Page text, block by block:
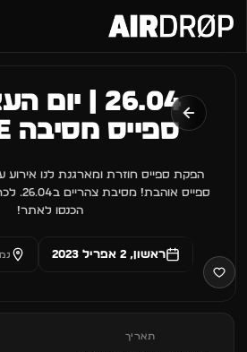
🎪פסטיבלים 🎶 מועדונים ✈️ חו״ל
26.04 |
ספייס מסיבה SPACE
הפקת ספייס חוזרת ומארגנת לנו
ספייס
הכנסו לאתר!
ראשון, 2 אפריל 2023
תאריך